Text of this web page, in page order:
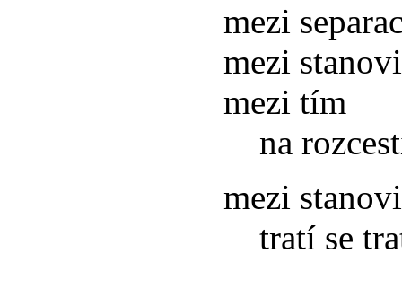
mezi
mezi
mezi tím
na
mezi
tratí se